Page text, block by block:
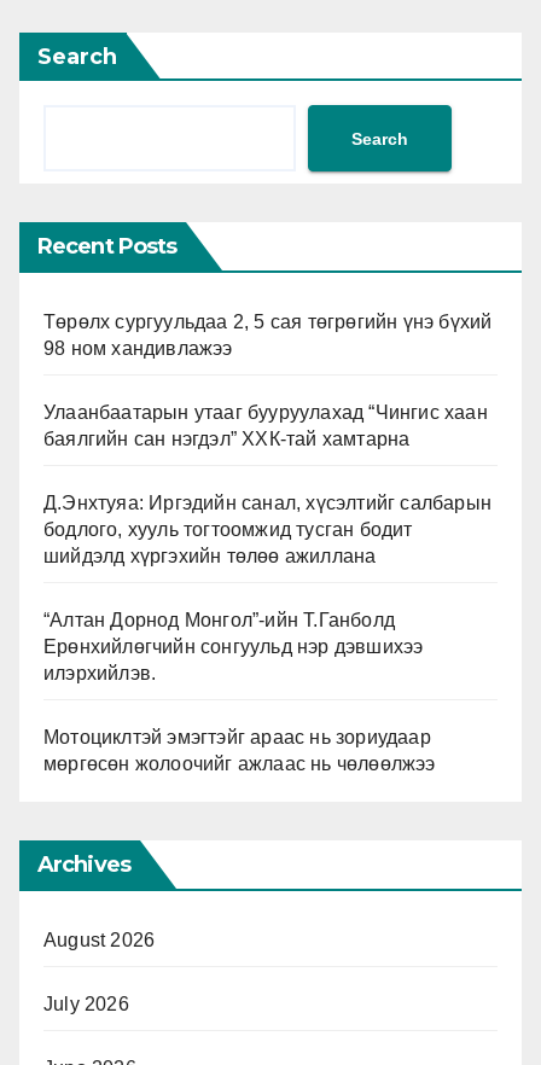
Search
Search
Recent Posts
Төрөлх сургуульдаа 2, 5 сая төгрөгийн үнэ бүхий
98 ном хандивлажээ
Улаанбаатарын утааг бууруулахад “Чингис хаан
баялгийн сан нэгдэл” ХХК-тай хамтарна
Д.Энхтуяа: Иргэдийн санал, хүсэлтийг салбарын
бодлого, хууль тогтоомжид тусган бодит
шийдэлд хүргэхийн төлөө ажиллана
“Алтан Дорнод Монгол”-ийн Т.Ганболд
Ерөнхийлөгчийн сонгуульд нэр дэвшихээ
илэрхийлэв.
Мотоциклтэй эмэгтэйг араас нь зориудаар
мөргөсөн жолоочийг ажлаас нь чөлөөлжээ
Archives
August 2026
July 2026